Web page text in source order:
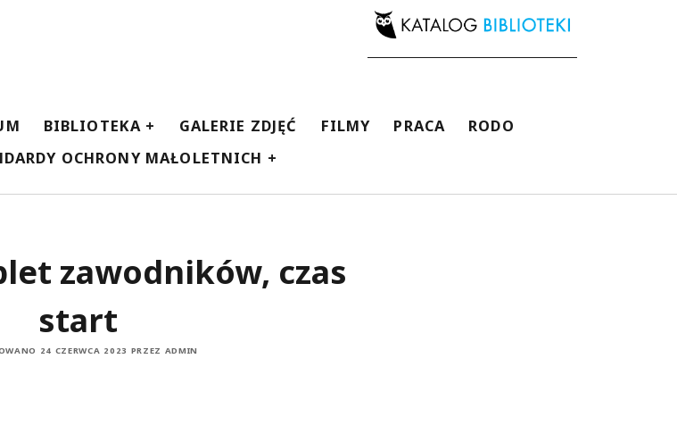
BIBLIOTEKA GALERIE ZDJĘĆ FILMY PRACA
RODO
OCHRONY MAŁOLETNICH
zawodników, czas
start
24 CZERWCA 2023 PRZEZ ADMIN